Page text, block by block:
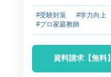
#受験対策 #学力向上
#プロ家庭教師
資料請求【無料】